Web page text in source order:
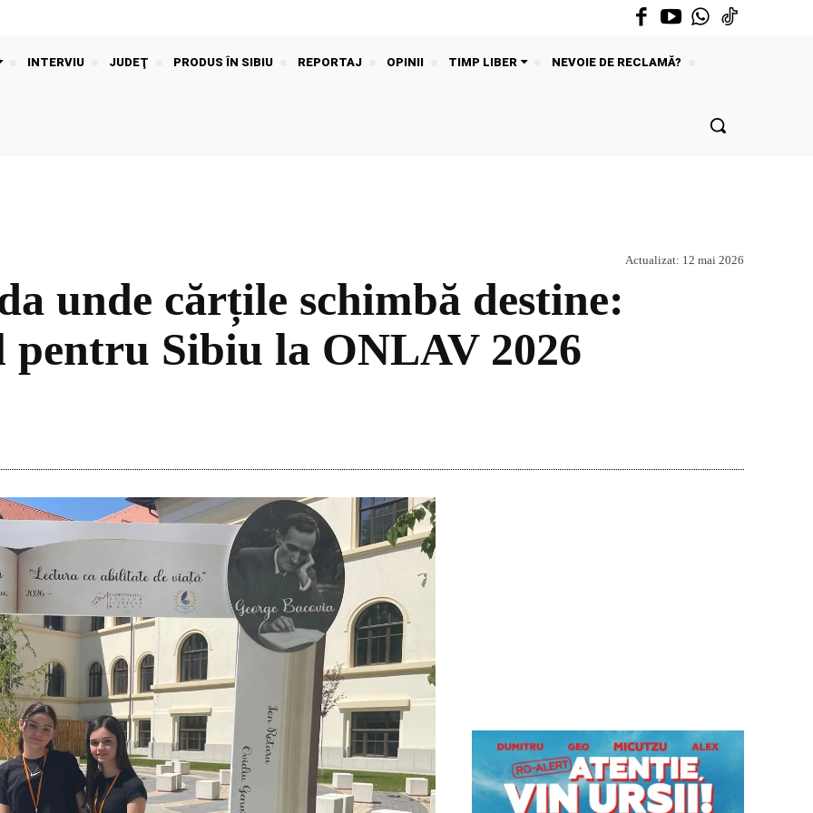
INTERVIU JUDEŢ PRODUS ÎN SIBIU REPORTAJ OPINII TIMP LIBER NEVOIE DE RECLAMĂ?
Actualizat: 12 mai 2026
unde cărțile schimbă destine:
pentru Sibiu la ONLAV 2026